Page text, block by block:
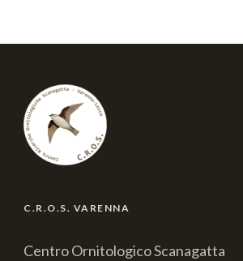
C.R.O.S. VARENNA
Centro Ornitologico Scanagatta